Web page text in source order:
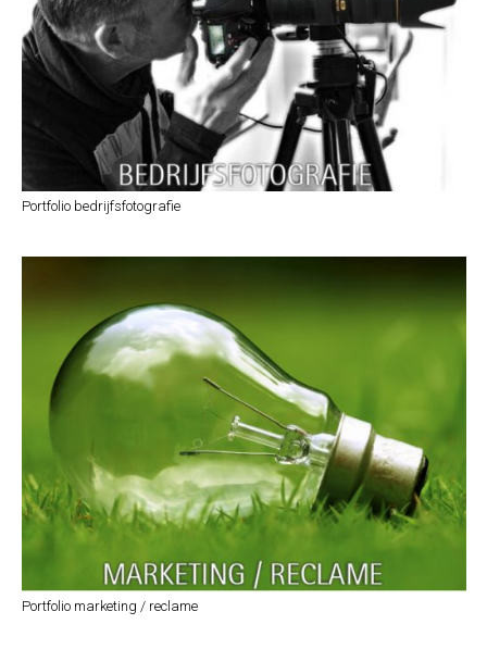
Portfolio bedrijfsfotografie
Portfolio marketing / reclame